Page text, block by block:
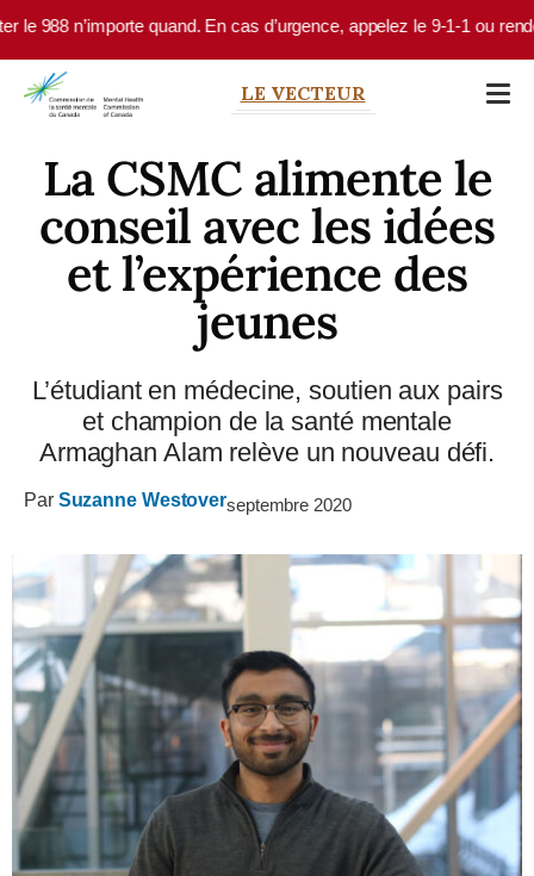
Skip to main content
quand. En cas d’urgence, appelez le 9-1-1 ou rendez-vous à votre
LE VECTEUR
La CSMC alimente le
conseil avec les idées
et l’expérience des
jeunes
L’étudiant en médecine, soutien aux pairs
et champion de la santé mentale
Armaghan Alam relève un nouveau défi.
Par Suzanne Westoverseptembre 2020